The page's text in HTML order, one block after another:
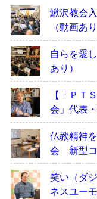
鰍沢教会
（動画あり
自らを愛
あり）
【「ＰＴ
会」代表
仏教精神
会 新型コ
笑い（ダ
ネスユー